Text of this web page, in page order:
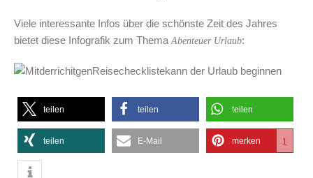
Viele interessante Infos über die schönste Zeit des Jahres
bietet diese Infografik zum Thema Abenteuer Urlaub:
teilen teilen teilen
teilen E-Mail merken 1